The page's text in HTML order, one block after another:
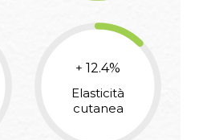
+ 12.4%
Elasticità
cutanea